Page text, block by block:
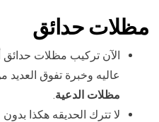
مظلات حدائق
الآن تركيب مظلات حدائق
عاليه وخبرة تفوق
مظلات الدعية.
لا تترك الحديقه هكذا